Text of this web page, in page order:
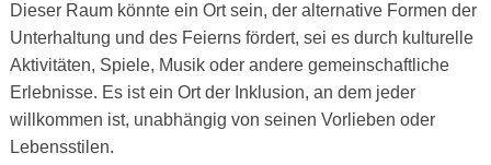
Dieser Raum könnte ein Ort sein, der alternative Formen der
Unterhaltung und des Feierns fördert, sei es durch kulturelle
Aktivitäten, Spiele, Musik oder andere gemeinschaftliche
Erlebnisse. Es ist ein Ort der Inklusion, an dem jeder
willkommen ist, unabhängig von seinen Vorlieben oder
Lebensstilen.